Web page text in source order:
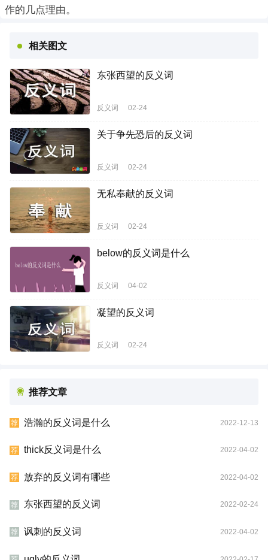
作的几点理由。
相关图文
东张西望的反义词
反义词 02-24
关于争先恐后的反义词
反义词 02-24
无私奉献的反义词
反义词 02-24
below的反义词是什么
反义词 04-02
凝望的反义词
反义词 02-24
推荐文章
荐 浩瀚的反义词是什么 2022-12-13
荐 thick反义词是什么 2022-04-02
荐 放弃的反义词有哪些 2022-04-02
荐 东张西望的反义词 2022-02-24
荐 讽刺的反义词 2022-04-02